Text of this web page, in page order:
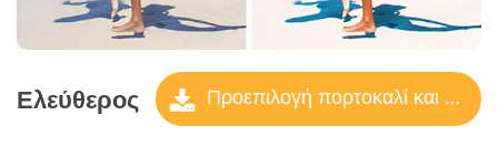
Ελεύθερος Προεπιλογή πορτοκαλί και γαλαζοπράσινο